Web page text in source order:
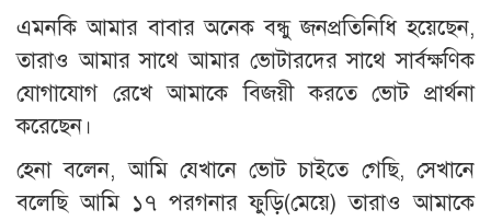
এমনকি আমার বাবার অনেক বন্ধু জনপ্রতিনিধি হয়েছেন,
তারাও আমার সাথে আমার ভোটারদের সাথে সার্বক্ষণিক
যোগাযোগ রেখে আমাকে বিজয়ী করতে ভোট প্রার্থনা
করেছেন।
হেনা বলেন, আমি যেখানে ভোট চাইতে গেছি, সেখানে
বলেছি আমি ১৭ পরগনার ফুড়ি(মেয়ে) তারাও আমাকে